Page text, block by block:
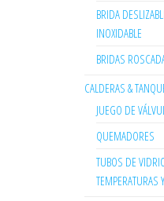
BRIDA
INOXIDABLE
BRIDAS
CALDERAS &
JUEGO DE
QUEMADORES
TUBOS DE
TEMPERATURAS